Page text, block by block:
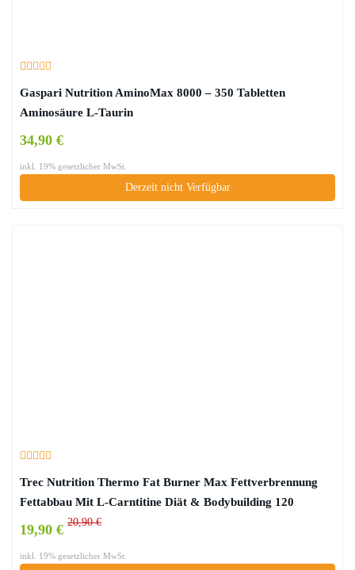
Gaspari Nutrition AminoMax 8000 – 350 Tabletten
Aminosäure L-Taurin
34,90 €
inkl. 19% gesetzlicher MwSt.
Derzeit nicht Verfügbar
Trec Nutrition Thermo Fat Burner Max Fettverbrennung
Fettabbau Mit L-Carntitine Diät & Bodybuilding 120
Tabletten
19,90 € 20,90 €
inkl. 19% gesetzlicher MwSt.